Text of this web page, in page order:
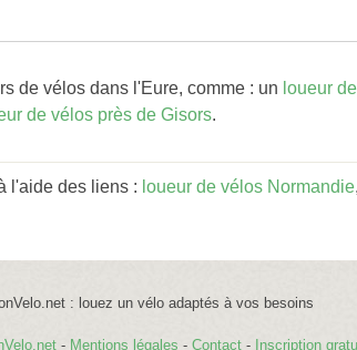
de vélos dans l'Eure, comme : un loueur
de vélos près de Gisors.
l'aide des liens : loueur de vélos Normandie,
: louez un vélo adaptés à vos besoins
- Mentions légales - Contact - Inscription